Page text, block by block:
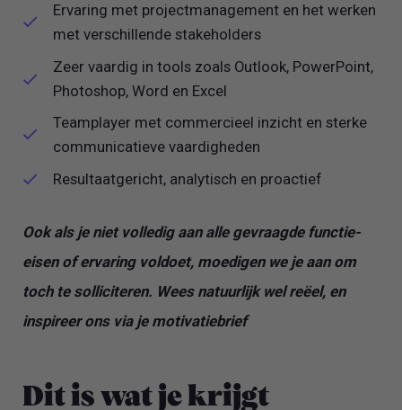
Ervaring met projectmanagement en het werken
met verschillende stakeholders
Zeer vaardig in tools zoals Outlook, PowerPoint,
Photoshop, Word en Excel
Teamplayer met commercieel inzicht en sterke
communicatieve vaardigheden
Resultaatgericht, analytisch en proactief
Ook als je niet volledig aan alle gevraagde functie-
eisen of ervaring voldoet, moedigen we je aan om
toch te solliciteren. Wees natuurlijk wel reëel, en
inspireer ons via je motivatiebrief
Dit is wat je krijgt